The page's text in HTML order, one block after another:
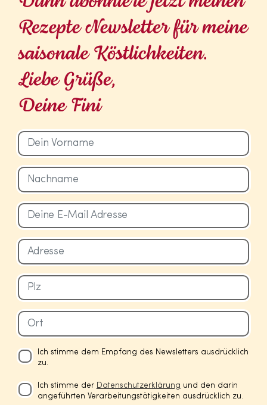
Ich stimme dem Empfang des Newsletters ausdrücklich
zu.
Ich stimme der Datenschutzerklärung und den darin
angeführten Verarbeitungstätigkeiten ausdrücklich zu.